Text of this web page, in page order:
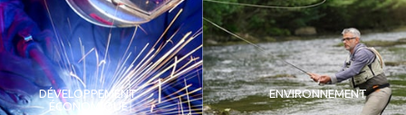
DÉVELOPPEMENT
ÉCONOMIQUE
ENVIRONNEMENT